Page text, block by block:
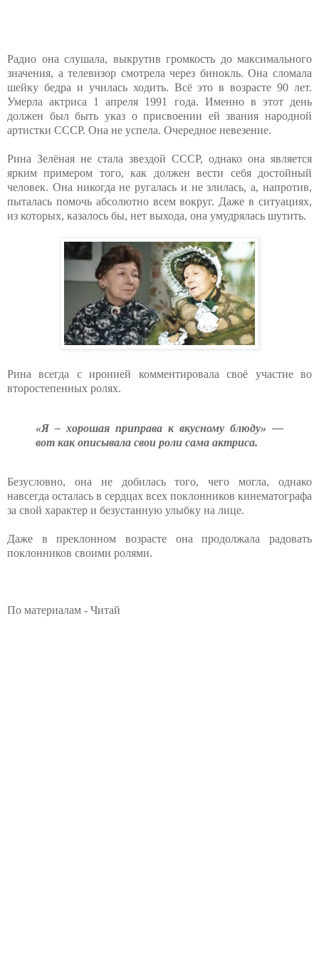
Радио она слушала, выкрутив громкость до максимального
значения, а телевизор смотрела через бинокль. Она сломала
шейку бедра и училась ходить. Всё это в возрасте 90 лет.
Умерла актриса 1 апреля 1991 года. Именно в этот день
должен был быть указ о присвоении ей звания народной
артистки СССР. Она не успела. Очередное невезение.
Рина Зелёная не стала звездой СССР, однако она является
ярким примером того, как должен вести себя достойный
человек. Она никогда не ругалась и не злилась, а, напротив,
пыталась помочь абсолютно всем вокруг. Даже в ситуациях,
из которых, казалось бы, нет выхода, она умудрялась шутить.
Рина всегда с иронией комментировала своё участие во
второстепенных ролях.
«Я – хорошая приправа к вкусному блюду» —
вот как описывала свои роли сама актриса.
Безусловно, она не добилась того, чего могла, однако
навсегда осталась в сердцах всех поклонников кинематографа
за свой характер и безустанную улыбку на лице.
Даже в преклонном возрасте она продолжала радовать
поклонников своими ролями.
По материалам - Читай